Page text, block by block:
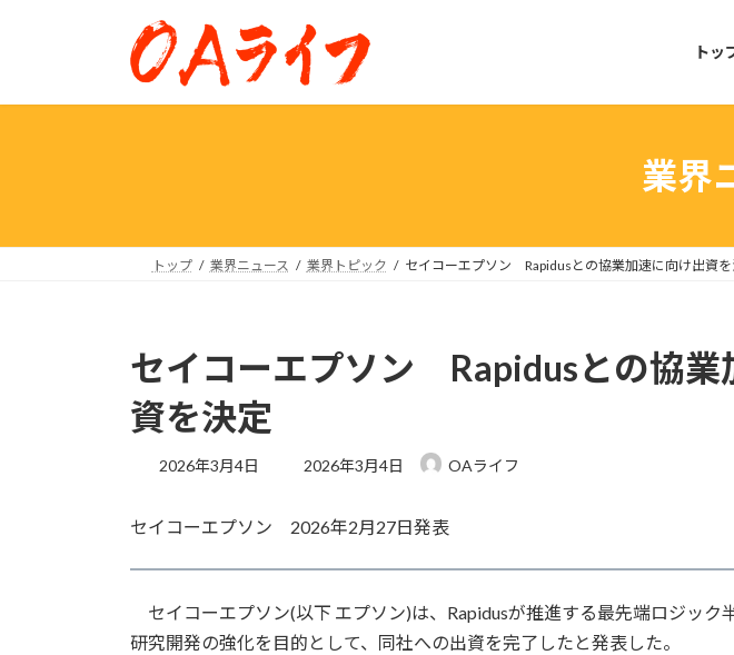
プ
動
トッ
業界
トップ 業界ニュース 業界トピック セイコーエプソン Rapidusとの協業加速に向け出資を
セイコーエプソン Rapidusとの協業
資を決定
2026年3月4日
最
新
時
2026年3月4日 OAライフ
セイコーエプソン 2026年2月27日発表
セイコーエプソン(以下 エプソン)は、Rapidusが推進する最先端ロジック
研究開発の強化を目的として、同社への出資を完了したと発表した。